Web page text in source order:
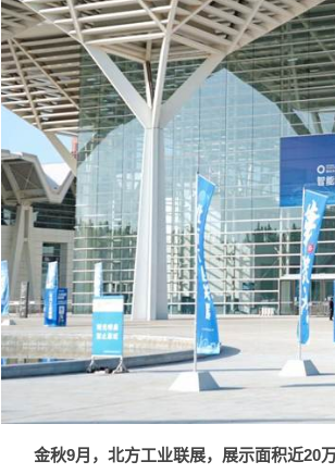
金秋9月，北方工业联展，展示面积近20